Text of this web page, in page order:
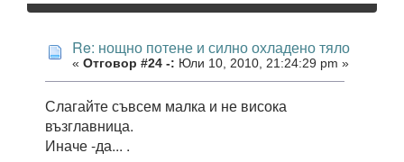
Re: нощно потене и силно охладено тяло
« Отговор #24 -: Юли 10, 2010, 21:24:29 pm »
Слагайте съвсем малка и не висока
възглавница.
Иначе -да... .